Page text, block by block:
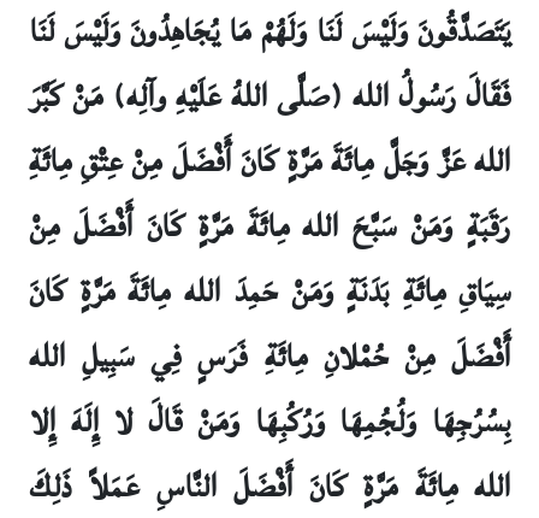
يَتَصَدَّقُونَ وَلَيْسَ لَنَا وَلَهُمْ مَا يُجَاهِدُونَ وَلَيْسَ لَنَا
فَقَالَ رَسُولُ الله (صَلَّى اللهُ عَلَيْهِ وآلِه) مَنْ كَبَّرَ
الله عَزَّ وَجَلَّ مِائَةَ مَرَّةٍ كَانَ أَفْضَلَ مِنْ عِتْقِ مِائَةِ
رَقَبَةٍ وَمَنْ سَبَّحَ الله مِائَةَ مَرَّةٍ كَانَ أَفْضَلَ مِنْ
سِيَاقِ مِائَةِ بَدَنَةٍ وَمَنْ حَمِدَ الله مِائَةَ مَرَّةٍ كَانَ
أَفْضَلَ مِنْ حُمْلانِ مِائَةِ فَرَسٍ فِي سَبِيلِ الله
بِسُرُجِهَا وَلُجُمِهَا وَرُكُبِهَا وَمَنْ قَالَ لا إِلَهَ إِلا
الله مِائَةَ مَرَّةٍ كَانَ أَفْضَلَ النَّاسِ عَمَلاً ذَلِكَ